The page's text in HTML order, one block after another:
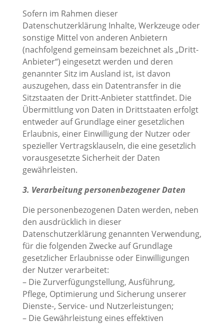
Sofern im Rahmen dieser
Datenschutzerklärung Inhalte, Werkzeuge oder
sonstige Mittel von anderen Anbietern
(nachfolgend gemeinsam bezeichnet als „Dritt-
Anbieter“) eingesetzt werden und deren
genannter Sitz im Ausland ist, ist davon
auszugehen, dass ein Datentransfer in die
Sitzstaaten der Dritt-Anbieter stattfindet. Die
Übermittlung von Daten in Drittstaaten erfolgt
entweder auf Grundlage einer gesetzlichen
Erlaubnis, einer Einwilligung der Nutzer oder
spezieller Vertragsklauseln, die eine gesetzlich
vorausgesetzte Sicherheit der Daten
gewährleisten.
3. Verarbeitung personenbezogener Daten
Die personenbezogenen Daten werden, neben
den ausdrücklich in dieser
Datenschutzerklärung genannten Verwendung,
für die folgenden Zwecke auf Grundlage
gesetzlicher Erlaubnisse oder Einwilligungen
der Nutzer verarbeitet:
– Die Zurverfügungstellung, Ausführung,
Pflege, Optimierung und Sicherung unserer
Dienste-, Service- und Nutzerleistungen;
– Die Gewährleistung eines effektiven